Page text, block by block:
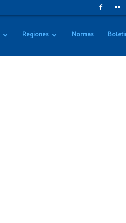
Regiones Normas